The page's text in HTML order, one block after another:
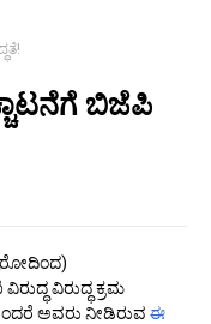
ಬಿಜೆಪಿ
ವಿರುದ್ಧ ಕ್ರಮ
ಅವರು ನೀಡಿರುವ ಈ